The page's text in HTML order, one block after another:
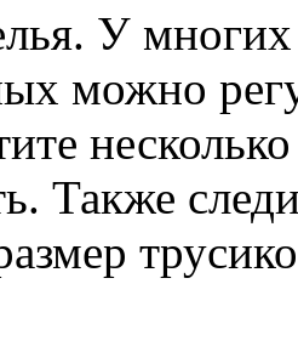
У
можно
Также